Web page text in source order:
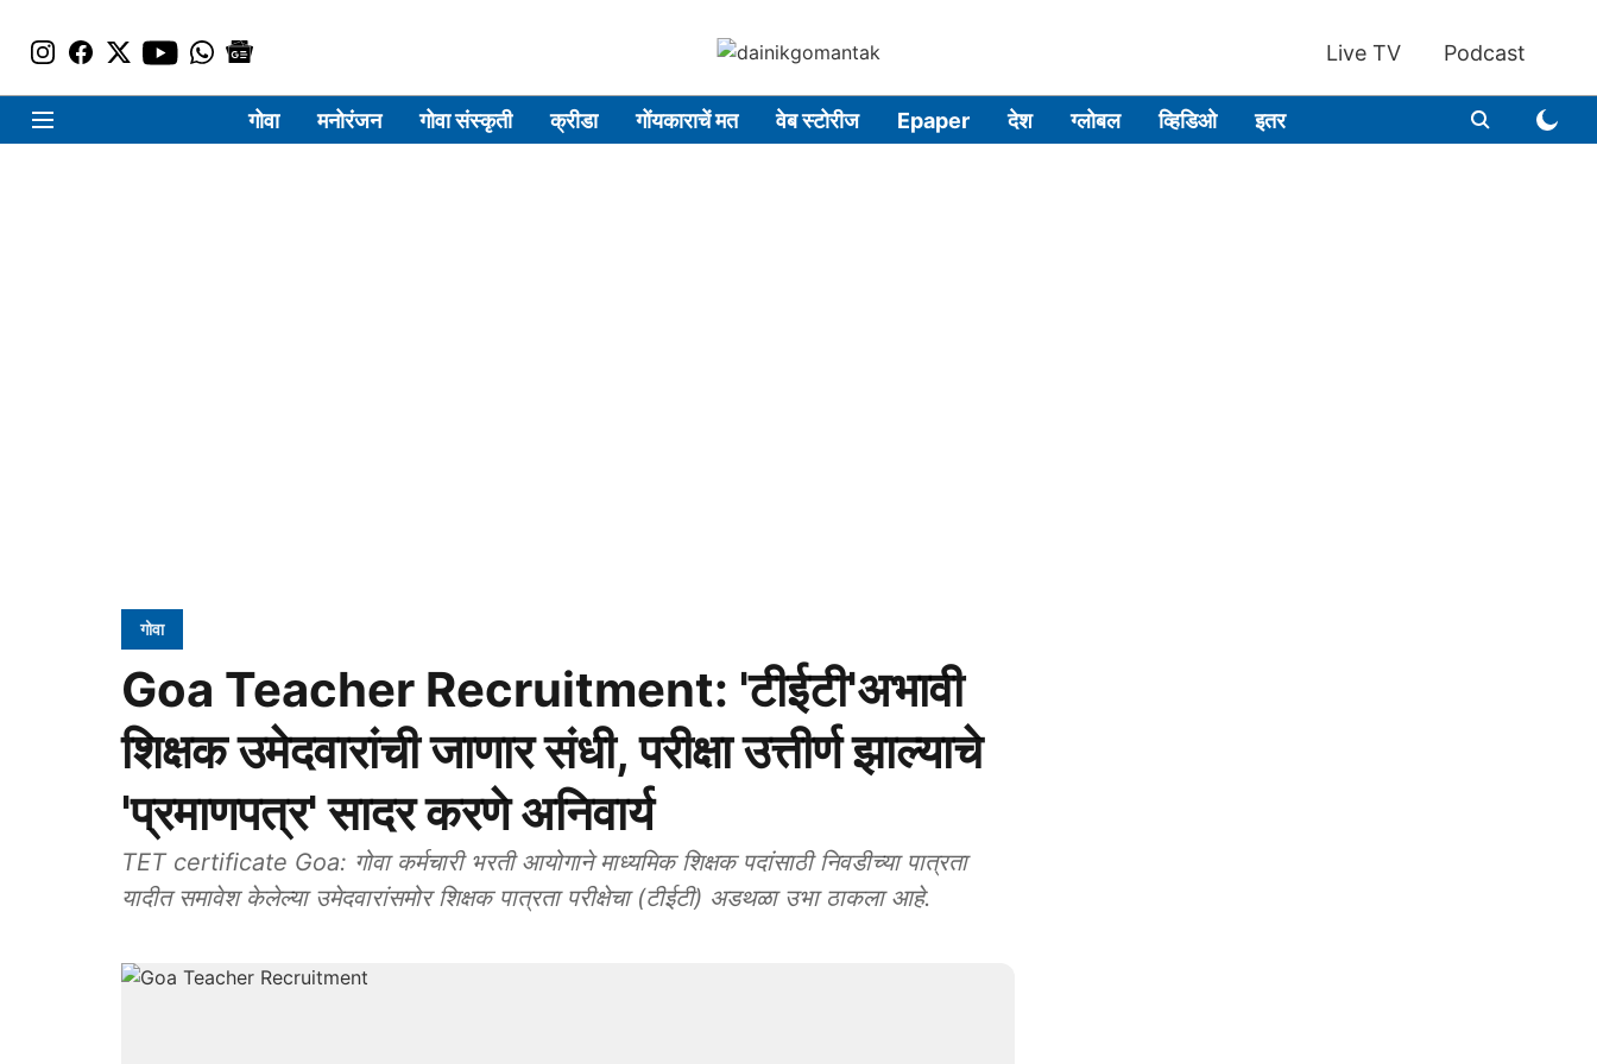
Live TV Podcast
गोवा मनोरंजन गोवा संस्कृती क्रीडा गोंयकाराचें मत वेब स्टोरीज Epaper देश ग्लोबल व्हिडिओ इतर
गोवा
Goa Teacher Recruitment: 'टीईटी'अभावी
शिक्षक उमेदवारांची जाणार संधी, परीक्षा उत्तीर्ण झाल्याचे
'प्रमाणपत्र' सादर करणे अनिवार्य
TET certificate Goa: गोवा कर्मचारी भरती आयोगाने माध्यमिक शिक्षक पदांसाठी निवडीच्या पात्रता
यादीत समावेश केलेल्या उमेदवारांसमोर शिक्षक पात्रता परीक्षेचा (टीईटी) अडथळा उभा ठाकला आहे.